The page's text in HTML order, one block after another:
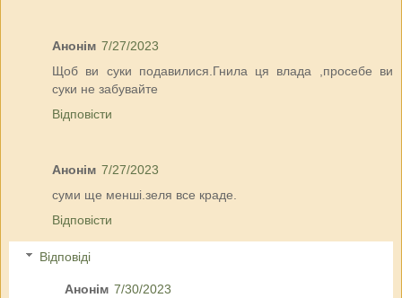
Анонім 7/27/2023
Щоб ви суки подавилися.Гнила ця влада ,просебе ви
суки не забувайте
Відповісти
Анонім 7/27/2023
суми ще менші.зеля все краде.
Відповісти
Відповіді
Анонім 7/30/2023